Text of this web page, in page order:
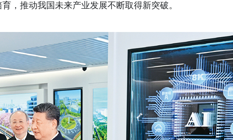
，推动我国未来产业发展不断取得新突破。